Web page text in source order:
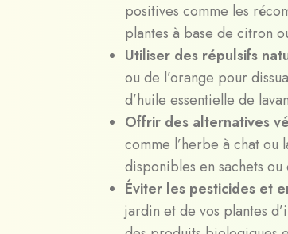
positives comme les
plantes à base de citron
Utiliser des répulsifs
ou de l’orange pour
d’huile essentielle de
Offrir des alternatives
comme l’herbe à chat ou
disponibles en sachets
Éviter les pesticides et
jardin et de vos plantes